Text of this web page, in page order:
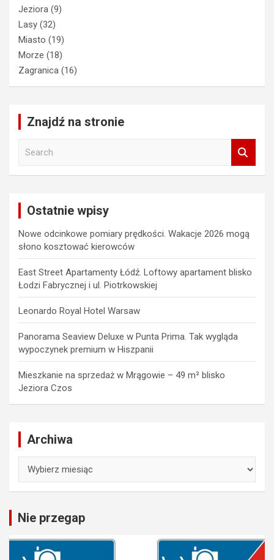
Jeziora (9)
Lasy (32)
Miasto (19)
Morze (18)
Zagranica (16)
Znajdź na stronie
Ostatnie wpisy
Nowe odcinkowe pomiary prędkości. Wakacje 2026 mogą
słono kosztować kierowców
East Street Apartamenty Łódź. Loftowy apartament blisko
Łodzi Fabrycznej i ul. Piotrkowskiej
Leonardo Royal Hotel Warsaw
Panorama Seaview Deluxe w Punta Prima. Tak wygląda
wypoczynek premium w Hiszpanii
Mieszkanie na sprzedaż w Mrągowie – 49 m² blisko
Jeziora Czos
Archiwa
Nie przegap